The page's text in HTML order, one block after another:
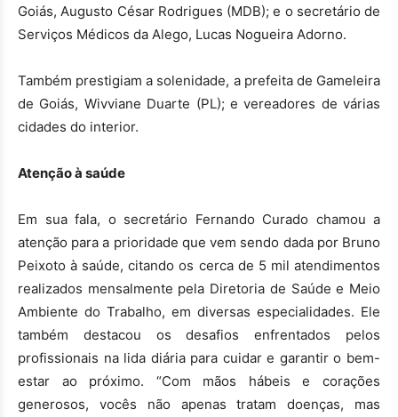
Goiás, Augusto César Rodrigues (MDB); e o secretário de
Serviços Médicos da Alego, Lucas Nogueira Adorno.
Também prestigiam a solenidade, a prefeita de Gameleira
de Goiás, Wivviane Duarte (PL); e vereadores de várias
cidades do interior.
Atenção à saúde
Em sua fala, o secretário Fernando Curado chamou a
atenção para a prioridade que vem sendo dada por Bruno
Peixoto à saúde, citando os cerca de 5 mil atendimentos
realizados mensalmente pela Diretoria de Saúde e Meio
Ambiente do Trabalho, em diversas especialidades. Ele
também destacou os desafios enfrentados pelos
profissionais na lida diária para cuidar e garantir o bem-
estar ao próximo. “Com mãos hábeis e corações
generosos, vocês não apenas tratam doenças, mas